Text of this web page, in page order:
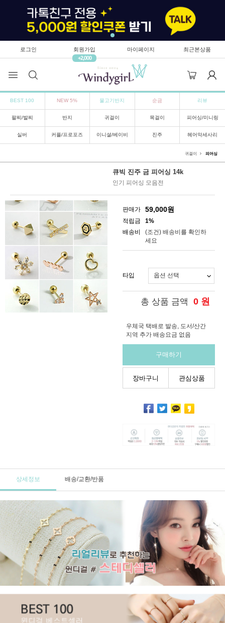
로그인
회원가입
+2,000
마이페이지 최근본상품
BEST 100 NEW 5% 물고기반지 순금 리뷰
팔찌/발찌 반지 귀걸이 목걸이 피어싱/미니링
실버 커플/프로포즈 이니셜/베이비 진주 헤어악세사리
귀걸이 피어싱
큐빅 진주 금 피어싱 14k
인기 피어싱 모음전
판매가 59,000원
적립금
1%
배송비
(조건) 배송비를 확인하
세요
타입
총 상품 금액 0 원
우체국 택배로 발송, 도서/산간
지역 추가 배송요금 없음
구매하기
장바구니 관심상품
상세정보 배송/교환/반품